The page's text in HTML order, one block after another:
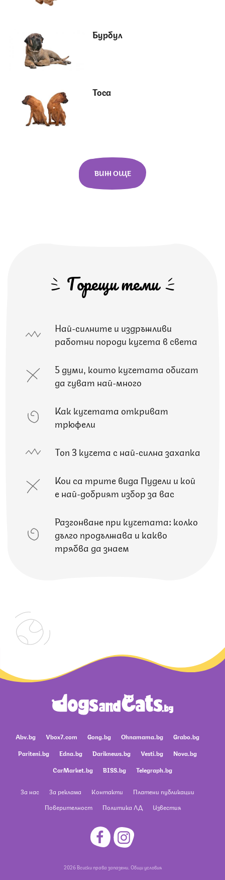
Бурбул
Тоса
ВИЖ ОЩЕ
Горещи теми
Най-силните и издръжливи
работни породи кучета в света
5 думи, които кучетата обичат
да чуват най-много
Как кучетата откриват
трюфели
Топ 3 кучета с най-силна захапка
Кои са трите вида Пудели и кой
е най-добрият избор за вас
Разгонване при кучетата: колко
дълго продължава и какво
трябва да знаем
Abv.bg Vbox7.com Gong.bg Ohnamama.bg
Grabo.bg
Pariteni.bg
Edna.bg Dariknews.bg Vesti.bg
Nova.bg
CarMarket.bg
BISS.bg Telegraph.bg
За нас За реклама Контакти
Платени публикации
Поверителност
Политика ЛД Известия
2026 Всички права запазени. Общи условия